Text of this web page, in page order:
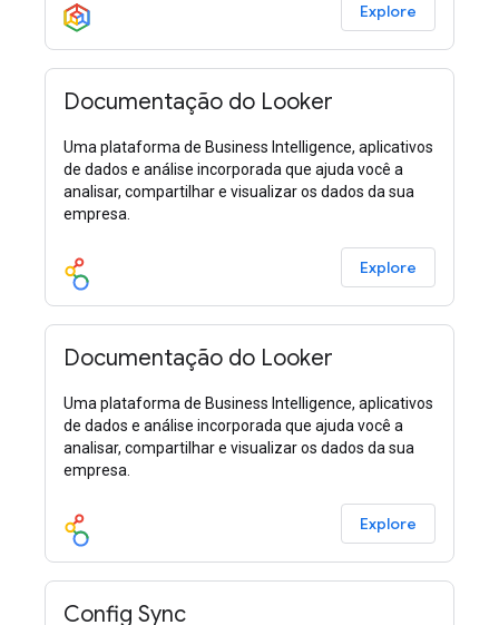
Explore
Documentação do Looker
Uma plataforma de Business Intelligence, aplicativos
de dados e análise incorporada que ajuda você a
analisar, compartilhar e visualizar os dados da sua
empresa.
Explore
Documentação do Looker
Uma plataforma de Business Intelligence, aplicativos
de dados e análise incorporada que ajuda você a
analisar, compartilhar e visualizar os dados da sua
empresa.
Explore
Config Sync